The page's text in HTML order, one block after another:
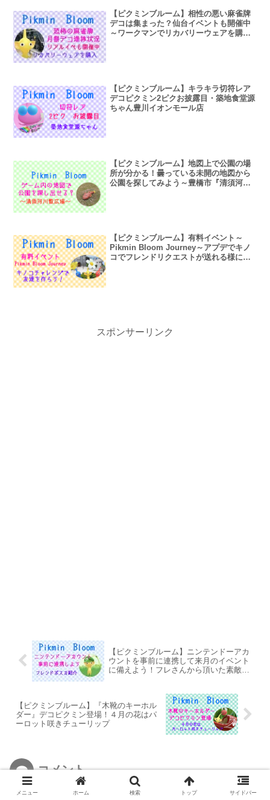
【ピクミンブルーム】相性の悪い麻雀牌
デコは集まった？仙台イベントも開催中
～ワークマンでリカバリーウェアを購入
【ピクミンブルーム】キラキラ切符レア
デコピクミン2ピクお披露目・築地食堂源
ちゃん豊川イオンモール店
【ピクミンブルーム】地図上で公園の場
所が分かる！曇っている未開の地図から
公園を探してみよう～豊橋市『清須河川
【ピクミンブルーム】有料イベント～
Pikmin Bloom Journey～アプデでキノ
コでフレンドリクエストが送れる様にな
スポンサーリンク
【ピクミンブルーム】ニンテンドーアカ
ウントを事前に連携して来月のイベント
に備えよう！フレさんから頂いた素敵な
【ピクミンブルーム】『木靴のキーホル
ダー』デコピクミン登場！４月の花はパ
ーロット咲きチューリップ
コメント
メニュー ホーム 検索 トップ サイドバー